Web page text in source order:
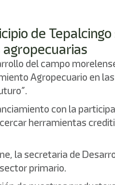
de
del campo
Agropecuario en
con la
herramientas
la secretaria de
primario.